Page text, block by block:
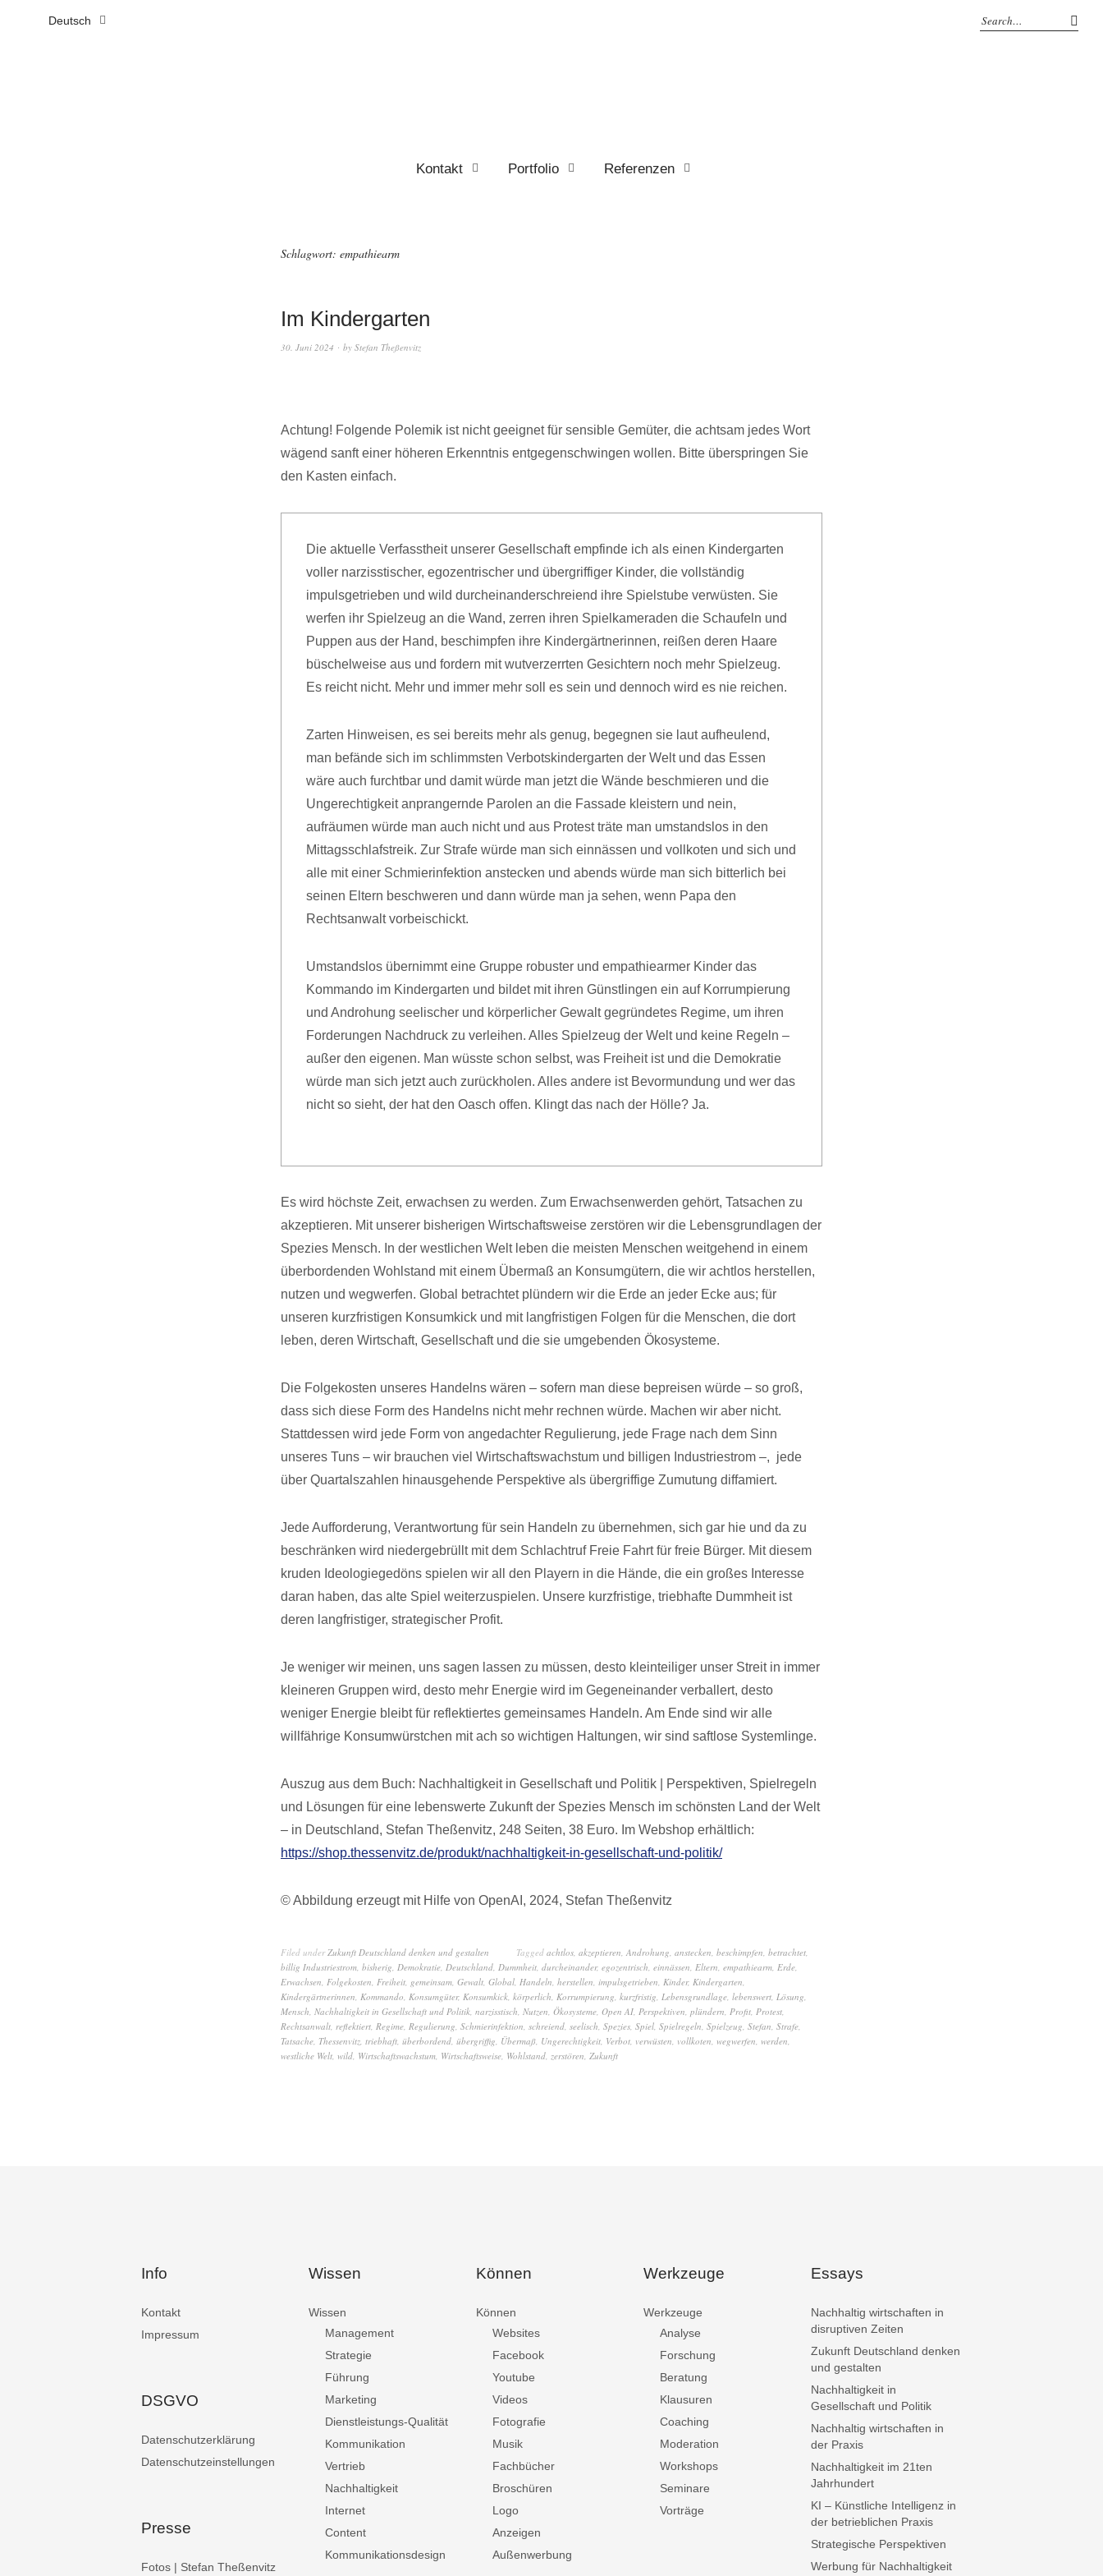
Deutsch
Kontakt Portfolio Referenzen
Schlagwort: empathiearm
Im Kindergarten
30. Juni 2024 by Stefan Theßenvitz
Achtung! Folgende Polemik ist nicht geeignet für sensible Gemüter, die achtsam jedes Wort
wägend sanft einer höheren Erkenntnis entgegenschwingen wollen. Bitte überspringen Sie
den Kasten einfach.
Die aktuelle Verfasstheit unserer Gesellschaft empfinde ich als einen Kindergarten
voller narzisstischer, egozentrischer und übergriffiger Kinder, die vollständig
impulsgetrieben und wild durcheinanderschreiend ihre Spielstube verwüsten. Sie
werfen ihr Spielzeug an die Wand, zerren ihren Spielkameraden die Schaufeln und
Puppen aus der Hand, beschimpfen ihre Kindergärtnerinnen, reißen deren Haare
büschelweise aus und fordern mit wutverzerrten Gesichtern noch mehr Spielzeug.
Es reicht nicht. Mehr und immer mehr soll es sein und dennoch wird es nie reichen.
Zarten Hinweisen, es sei bereits mehr als genug, begegnen sie laut aufheulend,
man befände sich im schlimmsten Verbotskindergarten der Welt und das Essen
wäre auch furchtbar und damit würde man jetzt die Wände beschmieren und die
Ungerechtigkeit anprangernde Parolen an die Fassade kleistern und nein,
aufräumen würde man auch nicht und aus Protest träte man umstandslos in den
Mittagsschlafstreik. Zur Strafe würde man sich einnässen und vollkoten und sich und
alle mit einer Schmierinfektion anstecken und abends würde man sich bitterlich bei
seinen Eltern beschweren und dann würde man ja sehen, wenn Papa den
Rechtsanwalt vorbeischickt.
Umstandslos übernimmt eine Gruppe robuster und empathiearmer Kinder das
Kommando im Kindergarten und bildet mit ihren Günstlingen ein auf Korrumpierung
und Androhung seelischer und körperlicher Gewalt gegründetes Regime, um ihren
Forderungen Nachdruck zu verleihen. Alles Spielzeug der Welt und keine Regeln –
außer den eigenen. Man wüsste schon selbst, was Freiheit ist und die Demokratie
würde man sich jetzt auch zurückholen. Alles andere ist Bevormundung und wer das
nicht so sieht, der hat den Oasch offen. Klingt das nach der Hölle? Ja.
Es wird höchste Zeit, erwachsen zu werden. Zum Erwachsenwerden gehört, Tatsachen zu
akzeptieren. Mit unserer bisherigen Wirtschaftsweise zerstören wir die Lebensgrundlagen der
Spezies Mensch. In der westlichen Welt leben die meisten Menschen weitgehend in einem
überbordenden Wohlstand mit einem Übermaß an Konsumgütern, die wir achtlos herstellen,
nutzen und wegwerfen. Global betrachtet plündern wir die Erde an jeder Ecke aus; für
unseren kurzfristigen Konsumkick und mit langfristigen Folgen für die Menschen, die dort
leben, deren Wirtschaft, Gesellschaft und die sie umgebenden Ökosysteme.
Die Folgekosten unseres Handelns wären – sofern man diese bepreisen würde – so groß,
dass sich diese Form des Handelns nicht mehr rechnen würde. Machen wir aber nicht.
Stattdessen wird jede Form von angedachter Regulierung, jede Frage nach dem Sinn
unseres Tuns – wir brauchen viel Wirtschaftswachstum und billigen Industriestrom –, jede
über Quartalszahlen hinausgehende Perspektive als übergriffige Zumutung diffamiert.
Jede Aufforderung, Verantwortung für sein Handeln zu übernehmen, sich gar hie und da zu
beschränken wird niedergebrüllt mit dem Schlachtruf Freie Fahrt für freie Bürger. Mit diesem
kruden Ideologiegedöns spielen wir all den Playern in die Hände, die ein großes Interesse
daran haben, das alte Spiel weiterzuspielen. Unsere kurzfristige, triebhafte Dummheit ist
deren langfristiger, strategischer Profit.
Je weniger wir meinen, uns sagen lassen zu müssen, desto kleinteiliger unser Streit in immer
kleineren Gruppen wird, desto mehr Energie wird im Gegeneinander verballert, desto
weniger Energie bleibt für reflektiertes gemeinsames Handeln. Am Ende sind wir alle
willfährige Konsumwürstchen mit ach so wichtigen Haltungen, wir sind saftlose Systemlinge.
Auszug aus dem Buch: Nachhaltigkeit in Gesellschaft und Politik | Perspektiven, Spielregeln
und Lösungen für eine lebenswerte Zukunft der Spezies Mensch im schönsten Land der Welt
– in Deutschland, Stefan Theßenvitz, 248 Seiten, 38 Euro. Im Webshop erhältlich:
https://shop.thessenvitz.de/produkt/nachhaltigkeit-in-gesellschaft-und-politik/
© Abbildung erzeugt mit Hilfe von OpenAI, 2024, Stefan Theßenvitz
Filed underZukunft Deutschland denken und gestalten Tagged achtlos, akzeptieren, Androhung, anstecken, beschimpfen, betrachtet,
billig Industriestrom, bisherig, Demokratie, Deutschland, Dummheit, durcheinander, egozentrisch, einnässen, Eltern, empathiearm, Erde,
Erwachsen, Folgekosten, Freiheit, gemeinsam, Gewalt, Global, Handeln, herstellen, impulsgetrieben, Kinder, Kindergarten,
Kindergärtnerinnen, Kommando, Konsumgüter, Konsumkick, körperlich, Korrumpierung, kurzfristig, Lebensgrundlage, lebenswert, Lösung,
Mensch, Nachhaltigkeit in Gesellschaft und Politik, narzisstisch, Nutzen, Ökosysteme, Open AI, Perspektiven, plündern, Profit, Protest,
Rechtsanwalt, reflektiert, Regime, Regulierung, Schmierinfektion, schreiend, seelisch, Spezies, Spiel, Spielregeln, Spielzeug, Stefan, Strafe,
Tatsache, Thessenvitz, triebhaft, überbordend, übergriffig, Übermaß, Ungerechtigkeit, Verbot, verwüsten, vollkoten, wegwerfen, werden,
westliche Welt, wild, Wirtschaftswachstum, Wirtschaftsweise, Wohlstand, zerstören, Zukunft
Info
Kontakt
Impressum
DSGVO
Datenschutzerklärung
Datenschutzeinstellungen
Presse
Fotos | Stefan Theßenvitz
Wissen
Wissen
Management
Strategie
Führung
Marketing
Dienstleistungs-Qualität
Kommunikation
Vertrieb
Nachhaltigkeit
Internet
Content
Kommunikationsdesign
Können
Können
Websites
Facebook
Youtube
Videos
Fotografie
Musik
Fachbücher
Broschüren
Logo
Anzeigen
Außenwerbung
Werkzeuge
Werkzeuge
Analyse
Forschung
Beratung
Klausuren
Coaching
Moderation
Workshops
Seminare
Vorträge
Essays
Nachhaltig wirtschaften in
disruptiven Zeiten
Zukunft Deutschland denken
und gestalten
Nachhaltigkeit in
Gesellschaft und Politik
Nachhaltig wirtschaften in
der Praxis
Nachhaltigkeit im 21ten
Jahrhundert
KI – Künstliche Intelligenz in
der betrieblichen Praxis
Strategische Perspektiven
Werbung für Nachhaltigkeit